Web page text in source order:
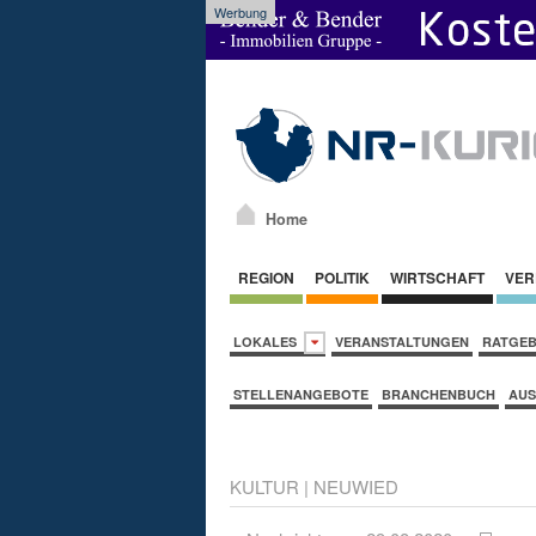
Werbung
Home
REGION POLITIK WIRTSCHAFT
LOKALES VERANSTALTUNGEN
STELLENANGEBOTE BRANCHENBUCH
KULTUR | NEUWIED